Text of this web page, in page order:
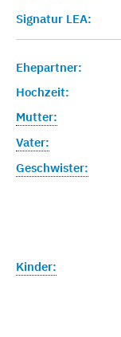
Signatur LEA:
Ehepartner:
Hochzeit:
Mutter:
Vater:
Geschwister:
Kinder: